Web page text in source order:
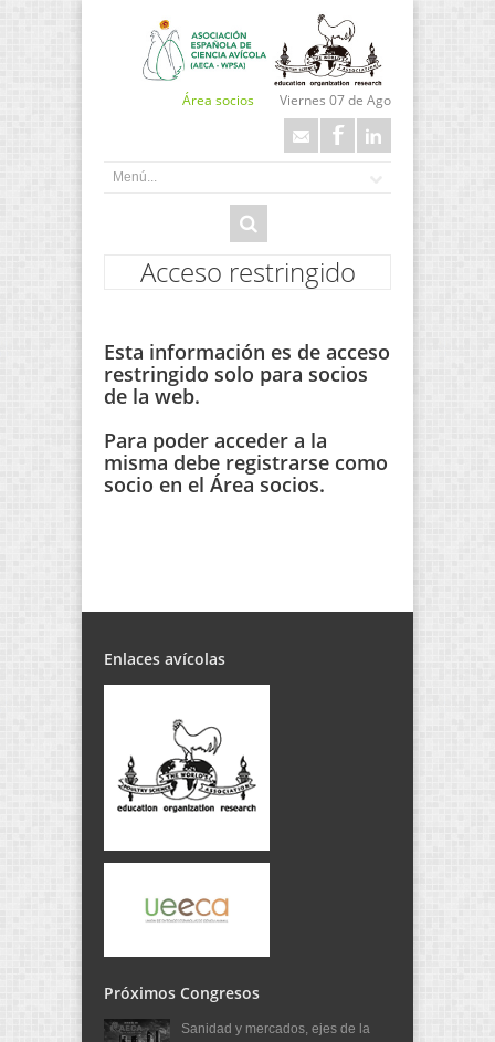
Área socios Viernes 07 de Ago
Acceso restringido
Esta información es de acceso
restringido solo para socios
de la web.
Para poder acceder a la
misma debe registrarse como
socio en el Área socios.
Enlaces avícolas
Próximos Congresos
Sanidad y mercados, ejes de la